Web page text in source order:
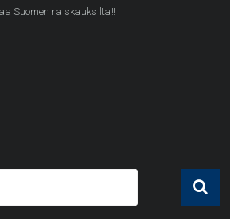
Suomen raiskauksilta!!!